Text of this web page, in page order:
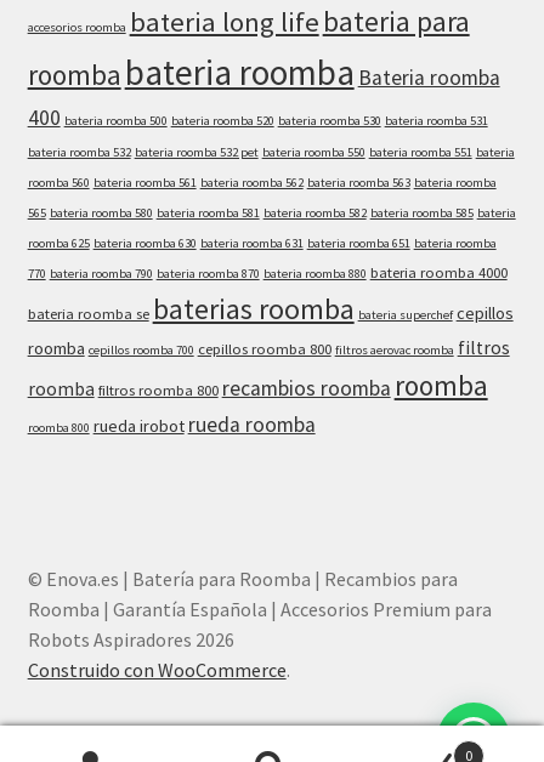
accesorios roomba bateria long life bateria para
roomba bateria roomba Bateria roomba
400 bateria roomba 500 bateria roomba 520 bateria roomba 530 bateria roomba 531
bateria roomba 532 bateria roomba 532 pet bateria roomba 550 bateria roomba 551 bateria
roomba 560 bateria roomba 561 bateria roomba 562 bateria roomba 563 bateria roomba
565 bateria roomba 580 bateria roomba 581 bateria roomba 582 bateria roomba 585 bateria
roomba 625 bateria roomba 630 bateria roomba 631 bateria roomba 651 bateria roomba
770 bateria roomba 790 bateria roomba 870 bateria roomba 880 bateria roomba 4000
bateria roomba se baterias roomba bateria superchef cepillos
roomba cepillos roomba 700 cepillos roomba 800 filtros aerovac roomba filtros
roomba filtros roomba 800 recambios roomba roomba
roomba 800 rueda irobot rueda roomba
© Enova.es | Batería para Roomba | Recambios para
Roomba | Garantía Española | Accesorios Premium para
Robots Aspiradores 2026
Construido con WooCommerce.
0